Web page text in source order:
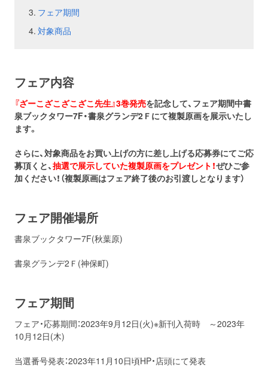
フェア期間
対象商品
フェア内容
『ざーこざこざこざこ先生』3巻発売を記念して、フェア期間中書
泉ブックタワー7F・書泉グランデ2Ｆにて複製原画を展示いたし
ます。
さらに、対象商品をお買い上げの方に差し上げる応募券にてご応
募頂くと、抽選で展示していた複製原画をプレゼント！ぜひご参
加ください！（複製原画はフェア終了後のお引渡しとなります）
フェア開催場所
書泉ブックタワー7F(秋葉原)
書泉グランデ2Ｆ(神保町)
フェア期間
フェア・応募期間：2023年9月12日(火)※新刊入荷時 ～2023年
10月12日(木)
当選番号発表：2023年11月10日頃HP・店頭にて発表
お問い合わせ